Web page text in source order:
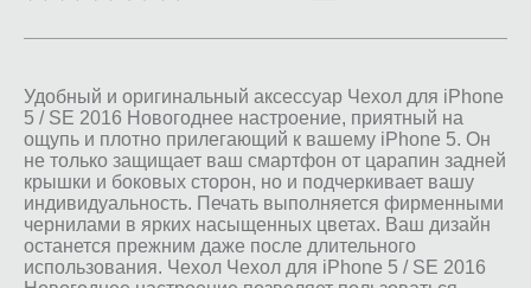
Удобный и оригинальный аксессуар Чехол для iPhone
5 / SE 2016 Новогоднее настроение, приятный на
ощупь и плотно прилегающий к вашему iPhone 5. Он
не только защищает ваш смартфон от царапин задней
крышки и боковых сторон, но и подчеркивает вашу
индивидуальность. Печать выполняется фирменными
чернилами в ярких насыщенных цветах. Ваш дизайн
останется прежним даже после длительного
использования. Чехол Чехол для iPhone 5 / SE 2016